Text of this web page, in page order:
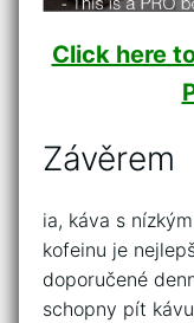
Click here
Závěrem
ia, káva s
kofeinu je
doporučené
schopny pít